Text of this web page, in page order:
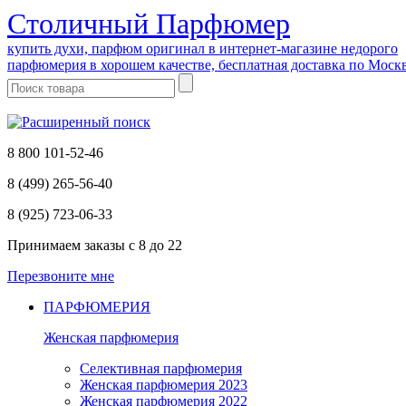
Cтоличный Парфюмер
купить духи, парфюм оригинал в интернет-магазине недорого
парфюмерия в хорошем качестве, бесплатная доставка по
8 800 101-52-46
8 (499) 265-56-40
8 (925) 723-06-33
Принимаем заказы с 8 до 22
Перезвоните мне
ПАРФЮМЕРИЯ
Женская парфюмерия
Селективная парфюмерия
Женская парфюмерия 2023
Женская парфюмерия 2022